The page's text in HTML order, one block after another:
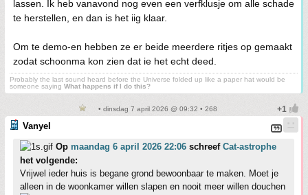
lassen. Ik heb vanavond nog even een verfklusje om alle schade
te herstellen, en dan is het iig klaar.
Om te demo-en hebben ze er beide meerdere ritjes op gemaakt
zodat schoonma kon zien dat ie het echt deed.
Probably the last sound heard before the Universe folded up like a paper hat would be
someone saying What happens if I do this?
• dinsdag 7 april 2026 @ 09:32 • 268
Vanyel
Op maandag 6 april 2026 22:06 schreef Cat-astrophe
het volgende:
Vrijwel ieder huis is begane grond bewoonbaar te maken. Moet je
alleen in de woonkamer willen slapen en nooit meer willen douchen